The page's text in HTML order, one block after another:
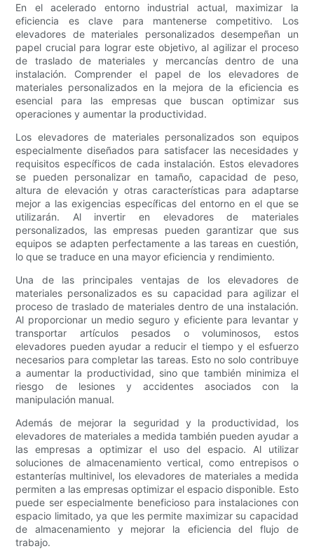
En el acelerado entorno industrial actual, maximizar la
eficiencia es clave para mantenerse competitivo. Los
elevadores de materiales personalizados desempeñan un
papel crucial para lograr este objetivo, al agilizar el proceso
de traslado de materiales y mercancías dentro de una
instalación. Comprender el papel de los elevadores de
materiales personalizados en la mejora de la eficiencia es
esencial para las empresas que buscan optimizar sus
operaciones y aumentar la productividad.
Los elevadores de materiales personalizados son equipos
especialmente diseñados para satisfacer las necesidades y
requisitos específicos de cada instalación. Estos elevadores
se pueden personalizar en tamaño, capacidad de peso,
altura de elevación y otras características para adaptarse
mejor a las exigencias específicas del entorno en el que se
utilizarán. Al invertir en elevadores de materiales
personalizados, las empresas pueden garantizar que sus
equipos se adapten perfectamente a las tareas en cuestión,
lo que se traduce en una mayor eficiencia y rendimiento.
Una de las principales ventajas de los elevadores de
materiales personalizados es su capacidad para agilizar el
proceso de traslado de materiales dentro de una instalación.
Al proporcionar un medio seguro y eficiente para levantar y
transportar artículos pesados ​​o voluminosos, estos
elevadores pueden ayudar a reducir el tiempo y el esfuerzo
necesarios para completar las tareas. Esto no solo contribuye
a aumentar la productividad, sino que también minimiza el
riesgo de lesiones y accidentes asociados con la
manipulación manual.
Además de mejorar la seguridad y la productividad, los
elevadores de materiales a medida también pueden ayudar a
las empresas a optimizar el uso del espacio. Al utilizar
soluciones de almacenamiento vertical, como entrepisos o
estanterías multinivel, los elevadores de materiales a medida
permiten a las empresas optimizar el espacio disponible. Esto
puede ser especialmente beneficioso para instalaciones con
espacio limitado, ya que les permite maximizar su capacidad
de almacenamiento y mejorar la eficiencia del flujo de
trabajo.